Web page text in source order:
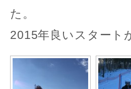
た。
2015年良いスタート